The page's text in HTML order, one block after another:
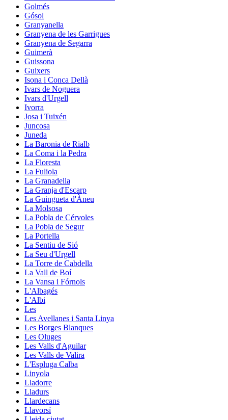
Golmés
Gósol
Granyanella
Granyena de les Garrigues
Granyena de Segarra
Guimerà
Guissona
Guixers
Isona i Conca Dellà
Ivars de Noguera
Ivars d'Urgell
Ivorra
Josa i Tuixén
Juncosa
Juneda
La Baronia de Rialb
La Coma i la Pedra
La Floresta
La Fuliola
La Granadella
La Granja d'Escarp
La Guingueta d'Àneu
La Molsosa
La Pobla de Cérvoles
La Pobla de Segur
La Portella
La Sentiu de Sió
La Seu d'Urgell
La Torre de Cabdella
La Vall de Boí
La Vansa i Fórnols
L'Albagés
L'Albi
Les
Les Avellanes i Santa Linya
Les Borges Blanques
Les Oluges
Les Valls d'Aguilar
Les Valls de Valira
L'Espluga Calba
Linyola
Lladorre
Lladurs
Llardecans
Llavorsí